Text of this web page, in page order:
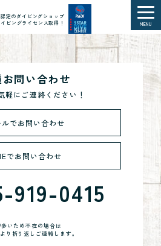
定のダイビングショップ
ビングライセンス取得！
MENU
問い合わせ
軽にご連絡ください！
ルでお問い合わせ
でお問い合わせ
919-0415
いため不在の場合は
り折り返しご連絡します。